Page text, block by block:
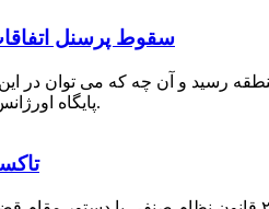
سقوط پرسنل
رسید و آن چه که می توان در
پایگاه اورژانس با مناطق روستایی زیاد است.
تاکسی ۱۳۳